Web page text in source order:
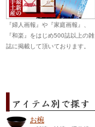
『婦人画報』や『家庭画報』、
『和楽』をはじめ500誌以上の雑
誌に掲載して頂いております。
お椀